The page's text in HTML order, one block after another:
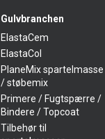
Gulvbranchen
ElastaCem
ElastaCol
PlaneMix spartelmasse
/ støbemix
Primere / Fugtspærre /
Bindere / Topcoat
Tilbehør til